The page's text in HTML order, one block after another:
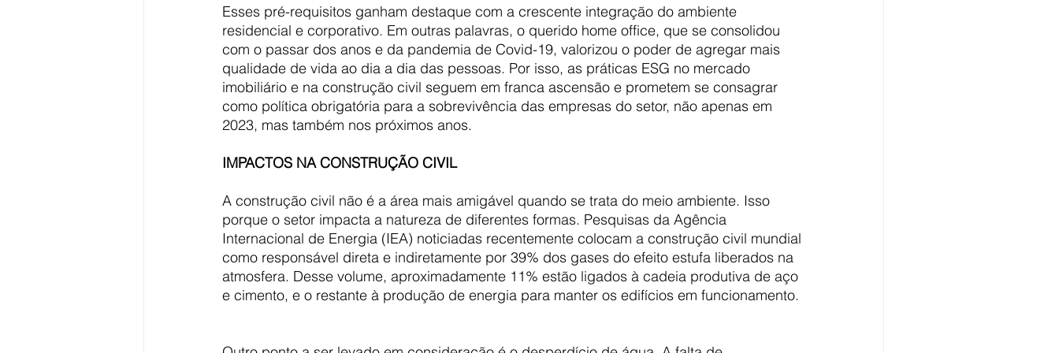
Esses pré-requisitos ganham destaque com a crescente integração do ambiente
residencial e corporativo. Em outras palavras, o querido home office, que se consolidou
com o passar dos anos e da pandemia de Covid-19, valorizou o poder de agregar mais
qualidade de vida ao dia a dia das pessoas. Por isso, as práticas ESG no mercado
imobiliário e na construção civil seguem em franca ascensão e prometem se consagrar
como política obrigatória para a sobrevivência das empresas do setor, não apenas em
2023, mas também nos próximos anos.
IMPACTOS NA CONSTRUÇÃO CIVIL
A construção civil não é a área mais amigável quando se trata do meio ambiente. Isso
porque o setor impacta a natureza de diferentes formas. Pesquisas da Agência
Internacional de Energia (IEA) noticiadas recentemente colocam a construção civil mundial
como responsável direta e indiretamente por 39% dos gases do efeito estufa liberados na
atmosfera. Desse volume, aproximadamente 11% estão ligados à cadeia produtiva de aço
e cimento, e o restante à produção de energia para manter os edifícios em funcionamento.